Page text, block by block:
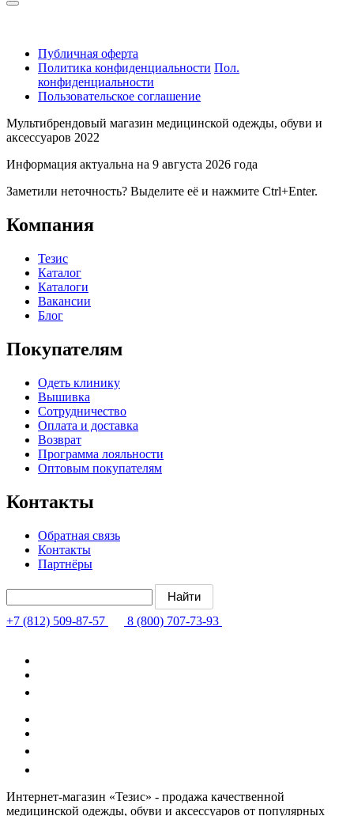
Публичная оферта
Политика конфиденциальности Пол.
конфиденциальности
Пользовательское соглашение
Мультибрендовый магазин медицинской одежды, обуви и
аксессуаров 2022
Информация актуальна на 9 августа 2026 года
Заметили неточность? Выделите её и нажмите Ctrl+Enter.
Компания
Тезис
Каталог
Каталоги
Вакансии
Блог
Покупателям
Одеть клинику
Вышивка
Сотрудничество
Оплата и доставка
Возврат
Программа лояльности
Оптовым покупателям
Контакты
Обратная связь
Контакты
Партнёры
+7 (812) 509-87-57 8 (800) 707-73-93
Интернет-магазин «Тезис» - продажа качественной
медицинской одежды, обуви и аксессуаров от популярных